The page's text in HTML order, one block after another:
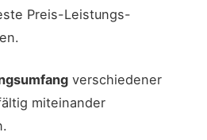
Preis-Leistungs-
verschiedener
miteinander